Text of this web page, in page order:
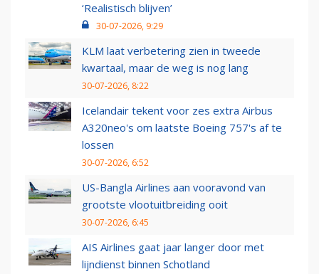
‘Realistisch blijven’
30-07-2026, 9:29
KLM laat verbetering zien in tweede
kwartaal, maar de weg is nog lang
30-07-2026, 8:22
Icelandair tekent voor zes extra Airbus
A320neo's om laatste Boeing 757's af te
lossen
30-07-2026, 6:52
US-Bangla Airlines aan vooravond van
grootste vlootuitbreiding ooit
30-07-2026, 6:45
AIS Airlines gaat jaar langer door met
lijndienst binnen Schotland